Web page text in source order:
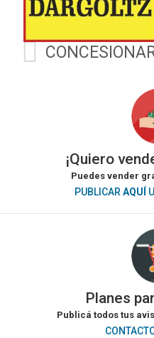
¡Quiero
Puedes vender
PUBLICAR AQUÍ
Planes
Publicá todos tus